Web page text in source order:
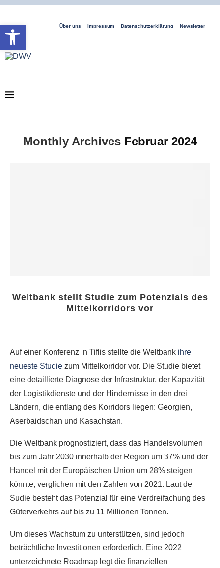
Über uns Impressum Datenschutzerklärung Newsletter
Monthly Archives Februar 2024
Weltbank stellt Studie zum Potenzials des
Mittelkorridors vor
Auf einer Konferenz in Tiflis stellte die Weltbank ihre
neueste Studie zum Mittelkorridor vor. Die Studie bietet
eine detaillierte Diagnose der Infrastruktur, der Kapazität
der Logistikdienste und der Hindernisse in den drei
Ländern, die entlang des Korridors liegen: Georgien,
Aserbaidschan und Kasachstan.
Die Weltbank prognostiziert, dass das Handelsvolumen
bis zum Jahr 2030 innerhalb der Region um 37% und der
Handel mit der Europäischen Union um 28% steigen
könnte, verglichen mit den Zahlen von 2021. Laut der
Sudie besteht das Potenzial für eine Verdreifachung des
Güterverkehrs auf bis zu 11 Millionen Tonnen.
Um dieses Wachstum zu unterstützen, sind jedoch
beträchtliche Investitionen erforderlich. Eine 2022
unterzeichnete Roadmap legt die finanziellen
Open toolbar